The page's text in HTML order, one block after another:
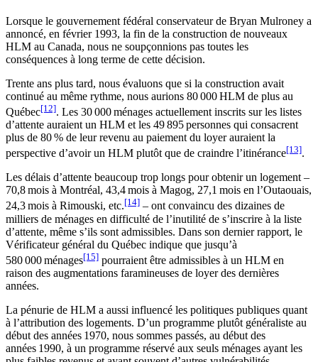
Lorsque le gouvernement fédéral conservateur de Bryan Mulroney a
annoncé, en février 1993, la fin de la construction de nouveaux
HLM au Canada, nous ne soupçonnions pas toutes les
conséquences à long terme de cette décision.
Trente ans plus tard, nous évaluons que si la construction avait
continué au même rythme, nous aurions 80 000 HLM de plus au
Québec[12]. Les 30 000 ménages actuellement inscrits sur les listes
d’attente auraient un HLM et les 49 895 personnes qui consacrent
plus de 80 % de leur revenu au paiement du loyer auraient la
perspective d’avoir un HLM plutôt que de craindre l’itinérance[13].
Les délais d’attente beaucoup trop longs pour obtenir un logement –
70,8 mois à Montréal, 43,4 mois à Magog, 27,1 mois en l’Outaouais,
24,3 mois à Rimouski, etc.[14] – ont convaincu des dizaines de
milliers de ménages en difficulté de l’inutilité de s’inscrire à la liste
d’attente, même s’ils sont admissibles. Dans son dernier rapport, le
Vérificateur général du Québec indique que jusqu’à
580 000 ménages[15] pourraient être admissibles à un HLM en
raison des augmentations faramineuses de loyer des dernières
années.
La pénurie de HLM a aussi influencé les politiques publiques quant
à l’attribution des logements. D’un programme plutôt généraliste au
début des années 1970, nous sommes passés, au début des
années 1990, à un programme réservé aux seuls ménages ayant les